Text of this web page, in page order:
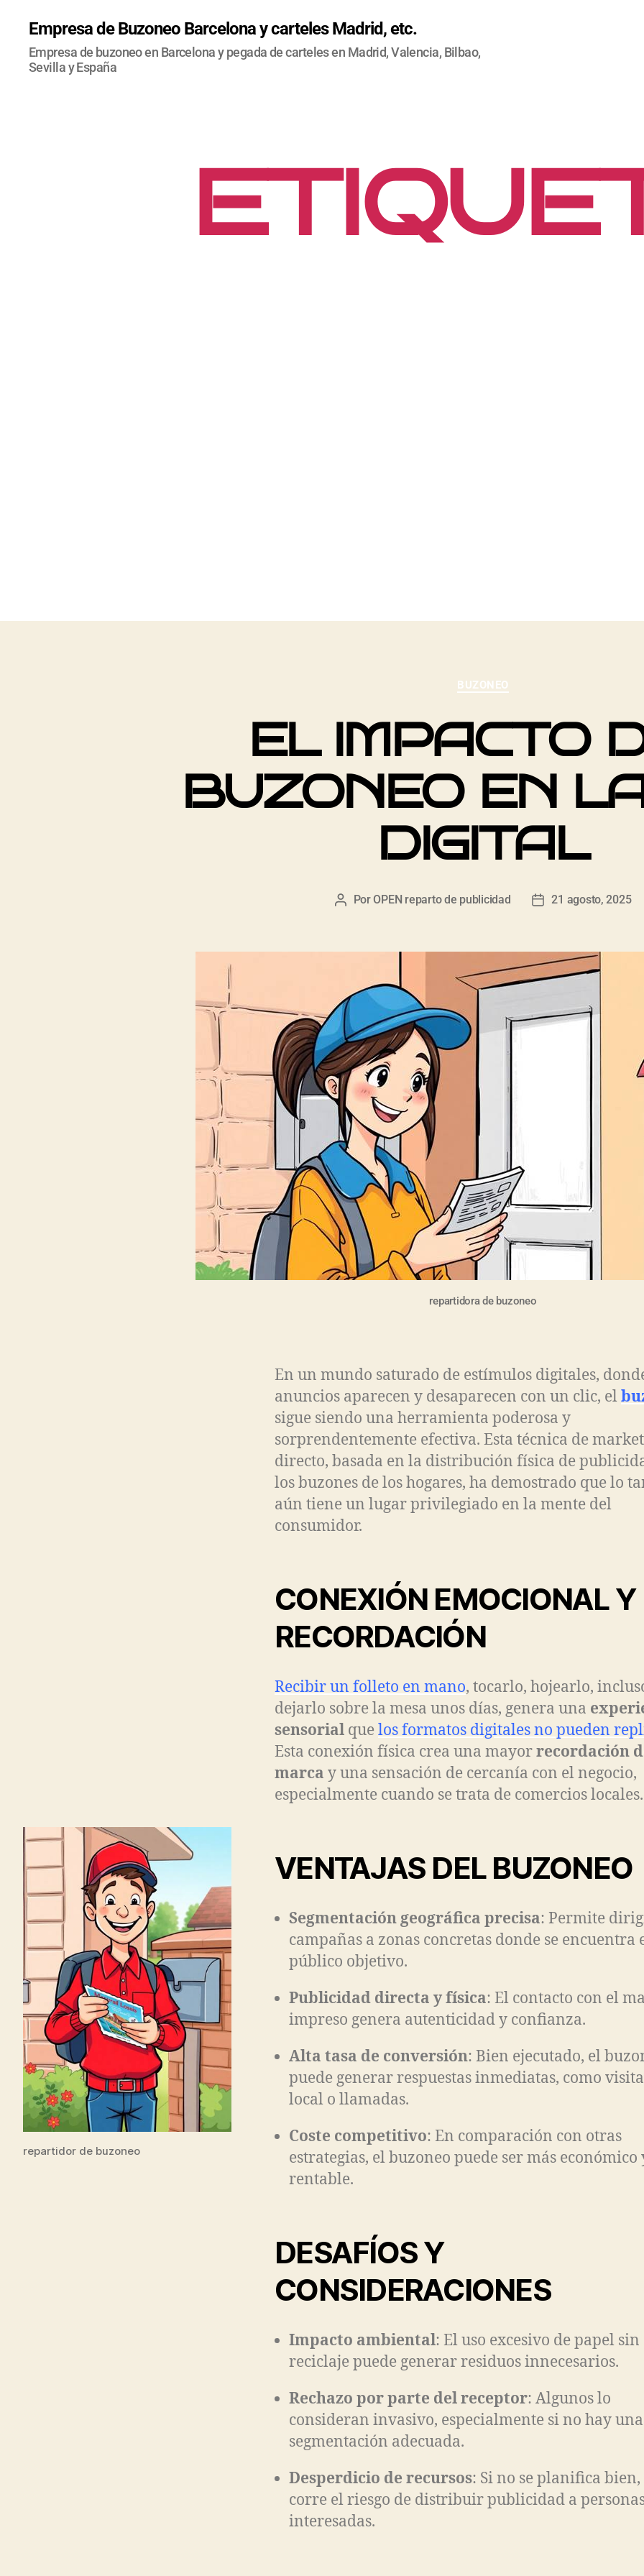
Empresa de Buzoneo Barcelona y carteles Madrid, etc.
Empresa de buzoneo en Barcelona y pegada de carteles en Madrid, Valencia, Bilbao,
Sevilla y España
BUZONEO
EL IMPACTO
BUZONEO EN
DIGITAL
PorOPEN reparto de publicidad 21 agosto, 2025
repartidora de buzoneo
En un mundo saturado de estímulos digitales,
anuncios aparecen y desaparecen con un clic, el
sigue siendo una herramienta poderosa y
sorprendentemente efectiva. Esta técnica de
directo, basada en la distribución física de
los buzones de los hogares, ha demostrado que lo
aún tiene un lugar privilegiado en la mente del
consumidor.
CONEXIÓN EMOCIONAL Y
RECORDACIÓN
Recibir un folleto en mano, tocarlo, hojearlo,
dejarlo sobre la mesa unos días, genera una
sensorial que los formatos digitales no pueden
Esta conexión física crea una mayorrecordación
marca y una sensación de cercanía con el negocio,
especialmente cuando se trata de comercios locales.
repartidor de buzoneo
VENTAJAS DEL BUZONEO
Segmentación geográfica precisa: Permite
campañas a zonas concretas donde se encuentra
público objetivo.
Publicidad directa y física: El contacto con el
impreso genera autenticidad y confianza.
Alta tasa de conversión: Bien ejecutado, el
puede generar respuestas inmediatas, como
local o llamadas.
Coste competitivo: En comparación con otras
estrategias, el buzoneo puede ser más económico
rentable.
DESAFÍOS Y
CONSIDERACIONES
Impacto ambiental: El uso excesivo de papel sin
reciclaje puede generar residuos innecesarios.
Rechazo por parte del receptor: Algunos lo
consideran invasivo, especialmente si no hay una
segmentación adecuada.
Desperdicio de recursos: Si no se planifica bien,
corre el riesgo de distribuir publicidad a
interesadas.